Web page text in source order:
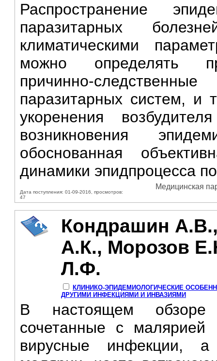
Распространение
паразитарных
климатическими
можно определять
причинно-
паразитарных систем, и
укоренения
возникновения
обоснованная
динамики эпидпроцесса
Дата поступления: 01-09-2016, просмотров:
47
Медицинская
Кондрашин
А.К., Морозов
Л.Ф.
КЛИНИКО-ЭПИДЕМИОЛОГИЧЕСКИЕ
ДРУГИМИ ИНФЕКЦИЯМИ И ИНВАЗИЯМИ
В настоящем обзоре
сочетанные с малярией
вирусные инфекции, а